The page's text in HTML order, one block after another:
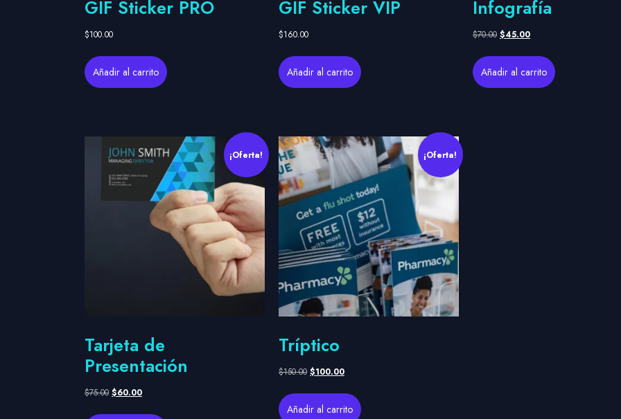
GIF Sticker PRO
$100.00
Añadir al carrito
GIF Sticker VIP
$160.00
Añadir al carrito
Infografía
$70.00 $45.00
Añadir al carrito
¡Oferta!
Tarjeta de
Presentación
$75.00 $60.00
¡Oferta!
Tríptico
$150.00 $100.00
Añadir al carrito